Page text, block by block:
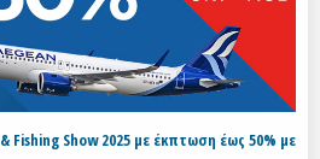
Fishing Show 2025 με έκπτωση έως 50% με